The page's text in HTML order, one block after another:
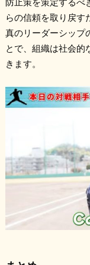
らの信頼を取り戻す
真のリーダーシップ
とで、組織は社会的
きます。